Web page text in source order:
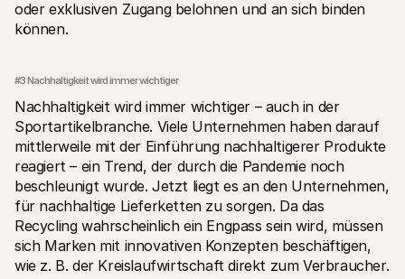
oder exklusiven Zugang belohnen und an sich binden
können.
#3 Nachhaltigkeit wird immer wichtiger
Nachhaltigkeit wird immer wichtiger – auch in der
Sportartikelbranche. Viele Unternehmen haben darauf
mittlerweile mit der Einführung nachhaltigerer Produkte
reagiert – ein Trend, der durch die Pandemie noch
beschleunigt wurde. Jetzt liegt es an den Unternehmen,
für nachhaltige Lieferketten zu sorgen. Da das
Recycling wahrscheinlich ein Engpass sein wird, müssen
sich Marken mit innovativen Konzepten beschäftigen,
wie z. B. der Kreislaufwirtschaft direkt zum Verbraucher.